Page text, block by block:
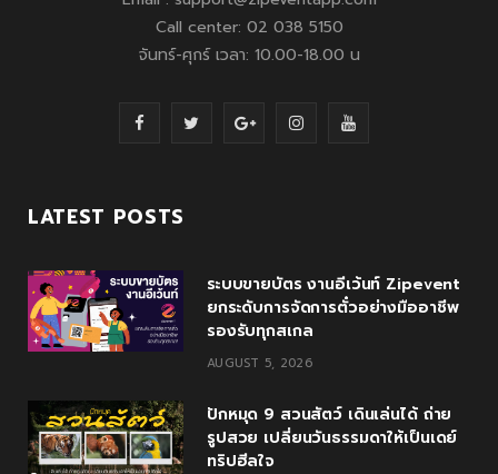
Call center: 02 038 5150
จันทร์-ศุกร์ เวลา: 10.00-18.00 น
F
c
b
o
k
e
G
l
e
P
l
u
I
a
g
r
a
m
Y
u
LATEST POSTS
ระบบขายบัตร งานอีเว้นท์ Zipevent
ยกระดับการจัดการตั๋วอย่างมืออาชีพ
รองรับทุกสเกล
AUGUST 5, 2026
ปักหมุด 9 สวนสัตว์ เดินเล่นได้ ถ่าย
รูปสวย เปลี่ยนวันธรรมดาให้เป็นเดย์
ทริปฮีลใจ